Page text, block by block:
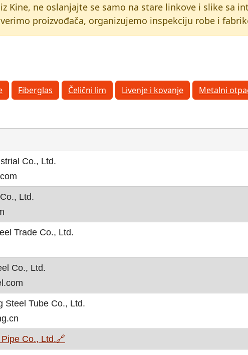
Kine, ne oslanjajte se samo na stare linkove i slike sa
proizvođača, organizujemo inspekciju robe i
Fiberglas Čelični lim Livenje i kovanje Metalni
Co., Ltd.
Ltd.
Trade Co., Ltd.
Co., Ltd.
Steel Tube Co., Ltd.
Co., Ltd.🔗